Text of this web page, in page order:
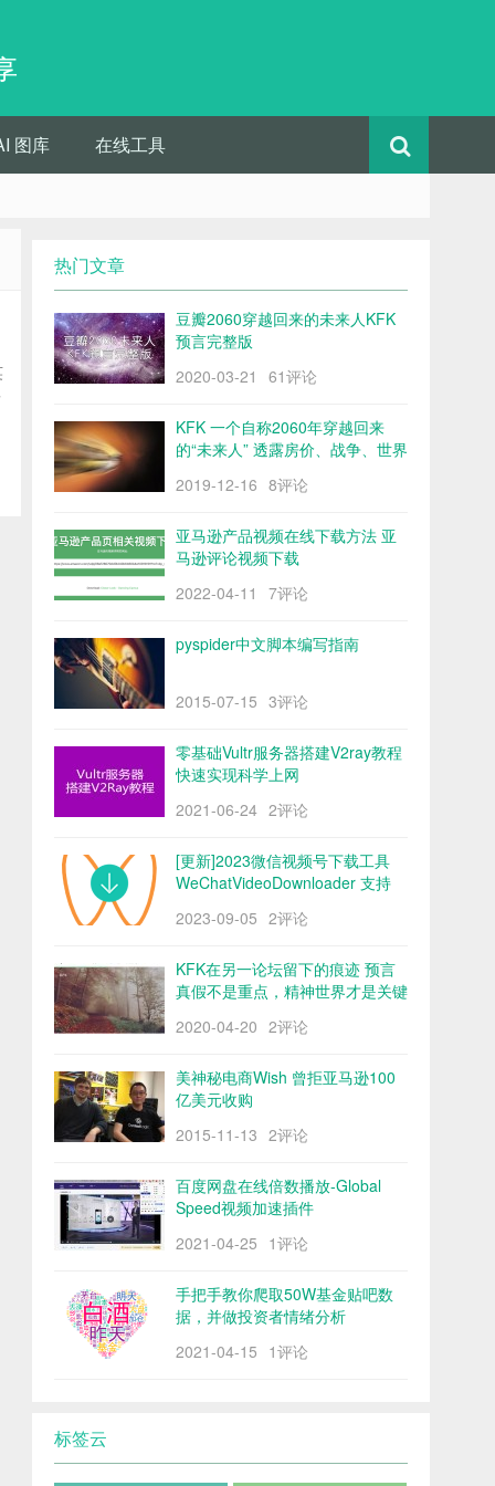
图库 在线工具
热门文章
豆瓣2060穿越回来的未来人KFK
预言完整版
2020-03-21
61评论
KFK 一个自称2060年穿越回来
的“未来人” 透露房价、战争、世界
2019-12-16 8评论
亚马逊产品视频在线下载方法 亚
马逊评论视频下载
2022-04-11
7评论
pyspider中文脚本编写指南
2015-07-15 3评论
零基础Vultr服务器搭建V2ray教程
快速实现科学上网
2021-06-24 2评论
[更新]2023微信视频号下载工具
WeChatVideoDownloader 支持
2023-09-05 2评论
KFK在另一论坛留下的痕迹 预言
真假不是重点，精神世界才是关键
2020-04-20 2评论
美神秘电商Wish 曾拒亚马逊100
亿美元收购
2015-11-13 2评论
百度网盘在线倍数播放-Global
Speed视频加速插件
2021-04-25 1评论
手把手教你爬取50W基金贴吧数
据，并做投资者情绪分析
2021-04-15 1评论
标签云